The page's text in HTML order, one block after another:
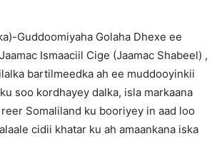
Guddoomiyaha Golaha Dhexe ee
Ismaaciil Cige (Jaamac Shabeel) ,
bartilmeedka ah ee muddooyinkii
soo kordhayey dalka, isla markaana
Somaliland ku booriyey in aad loo
cidii khatar ku ah amaankana iska